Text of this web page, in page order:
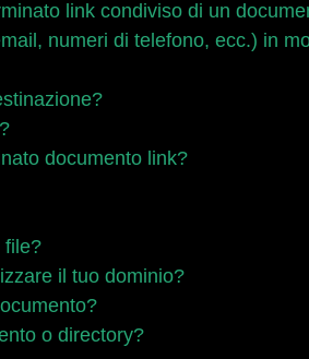
link condiviso di un
numeri di telefono, ecc.) in
documento link?
file?
il tuo dominio?
o directory?